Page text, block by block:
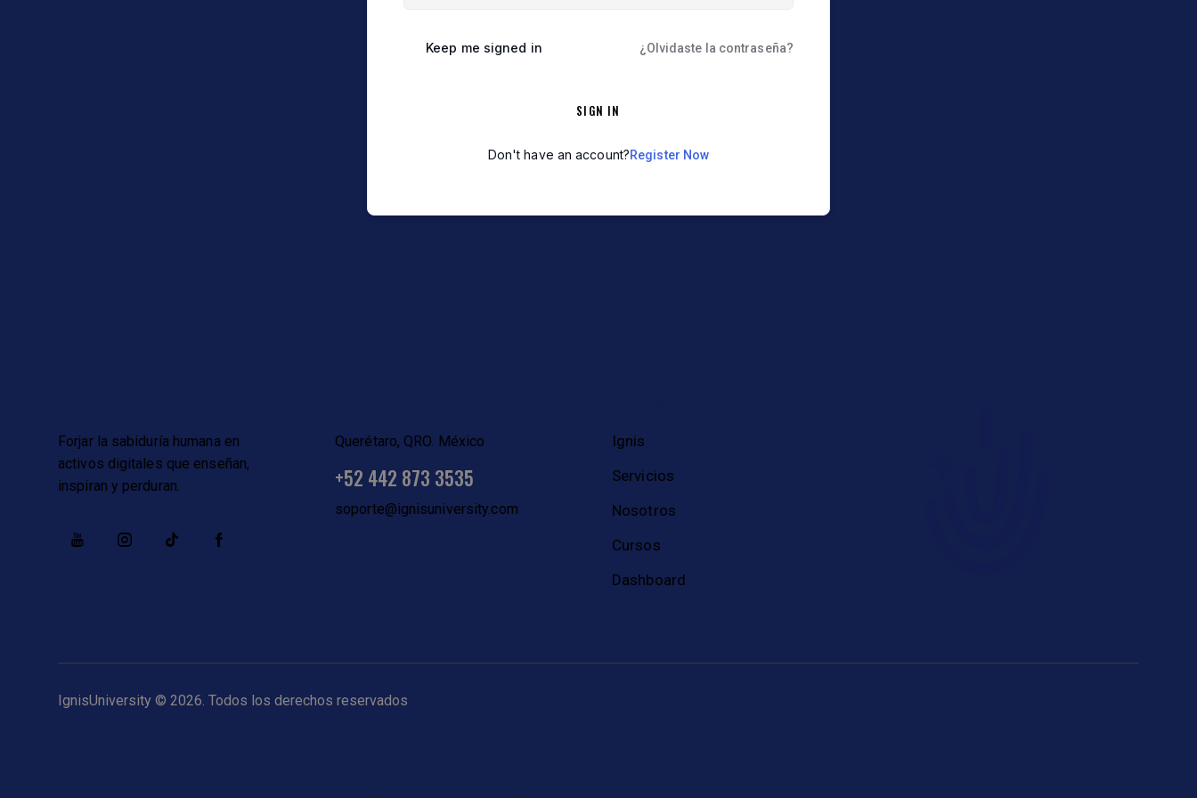
Keep me signed in ¿Olvidaste la contraseña?
SIGN IN
Don't have an account?Register Now
Forjar la sabiduría humana en
activos digitales que enseñan,
inspiran y perduran.
Querétaro, QRO. México
+52 442 873 3535
soporte@ignisuniversity.com
Ignis
Servicios
Nosotros
Cursos
Dashboard
IgnisUniversity © 2026. Todos los derechos reservados